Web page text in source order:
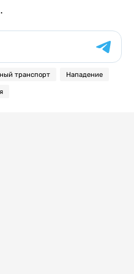
транспорт Нападение